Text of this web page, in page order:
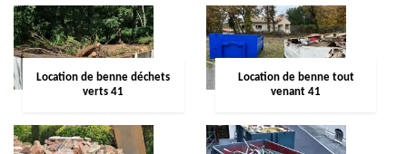
Location de benne déchets
verts 41
Location de benne tout
venant 41